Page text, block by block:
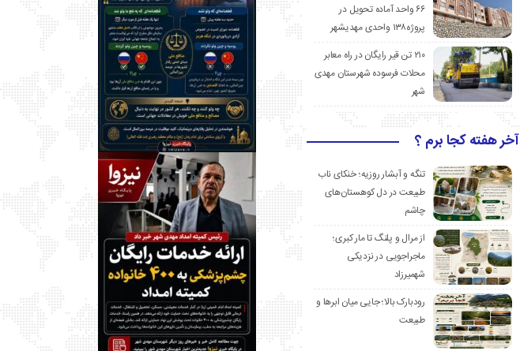
۶۶ واحد آماده تحویل در
پروژه۱۳۸ واحدی مهدیشهر
۲۱۰ تن قیر رایگان در راه معابر
محلات فرسوده شهرستان مهدی
شهر
آخر هفته کجا برم ؟
تنگه و آبشار روزیه؛ خنکای ناب
طبیعت در دل کوهستان‌های
چاشم
از مرال و پلنگ تا مار کبری؛
ماجراجویی در نزدیکی
شهمیرزاد
رودبارک بالا؛ جایی میان ابرها و
طبیعت